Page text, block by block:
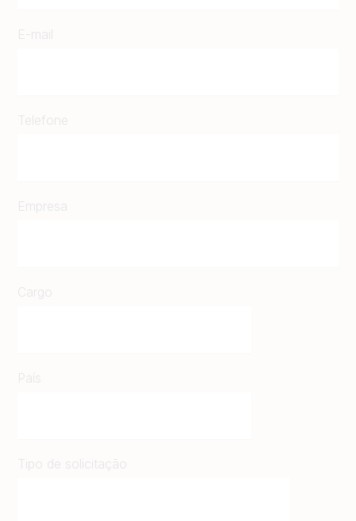
E-mail
Telefone
Empresa
Cargo
País
Tipo de solicitação